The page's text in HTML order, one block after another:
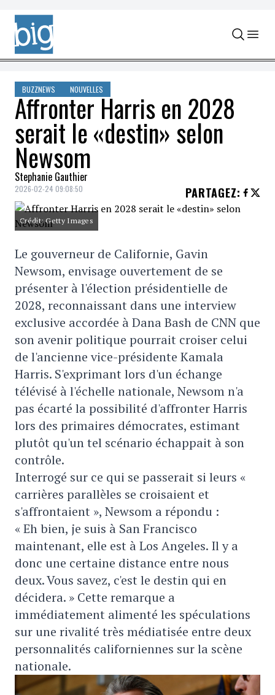
Skip to content
BUZZNEWS NOUVELLES
Affronter Harris en 2028
serait le «destin» selon
Newsom
Stephanie Gauthier
2026-02-24 09:08:50 PARTAGEZ:
Crédit: Getty Images
Le gouverneur de Californie, Gavin
Newsom, envisage ouvertement de se
présenter à l'élection présidentielle de
2028, reconnaissant dans une interview
exclusive accordée à Dana Bash de CNN que
son avenir politique pourrait croiser celui
de l'ancienne vice-présidente Kamala
Harris. S'exprimant lors d'un échange
télévisé à l'échelle nationale, Newsom n'a
pas écarté la possibilité d'affronter Harris
lors des primaires démocrates, estimant
plutôt qu'un tel scénario échappait à son
contrôle.
Interrogé sur ce qui se passerait si leurs «
carrières parallèles se croisaient et
s'affrontaient », Newsom a répondu :
« Eh bien, je suis à San Francisco
maintenant, elle est à Los Angeles. Il y a
donc une certaine distance entre nous
deux. Vous savez, c'est le destin qui en
décidera. » Cette remarque a
immédiatement alimenté les spéculations
sur une rivalité très médiatisée entre deux
personnalités californiennes sur la scène
nationale.